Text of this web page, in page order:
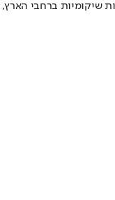
כי כבר בוצעו צעדים משמעותיים מאז תחילת הלחימה: מספר